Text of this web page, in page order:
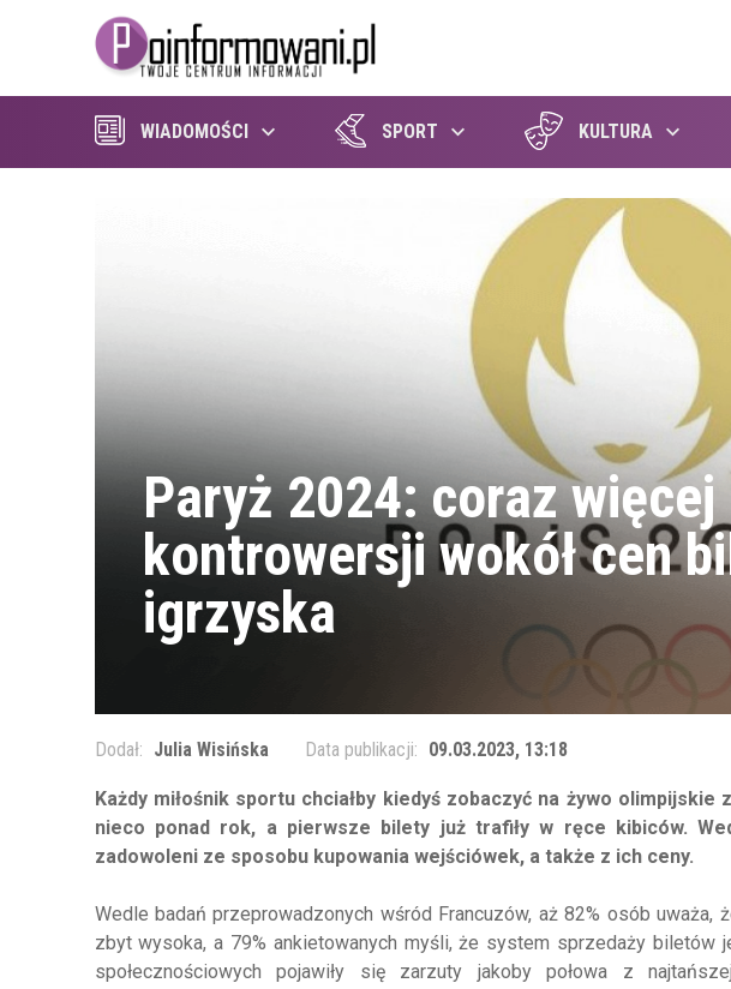
WIADOMOŚCI SPORT KULTURA
Paryż 2024: coraz więcej
kontrowersji wokół cen
igrzyska
Dodał: Julia Wisińska Data publikacji: 09.03.2023, 13:18
Każdy miłośnik sportu chciałby kiedyś zobaczyć na żywo
nieco ponad rok, a pierwsze bilety już trafiły w ręce kibiców.
zadowoleni ze sposobu kupowania wejściówek, a także z ich ceny.
Wedle badań przeprowadzonych wśród Francuzów, aż 82% osób uważa,
zbyt wysoka, a 79% ankietowanych myśli, że system sprzedaży biletów
społecznościowych pojawiły się zarzuty jakoby połowa z